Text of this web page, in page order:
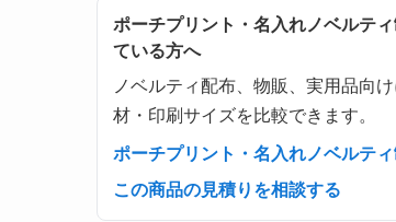
ポーチプリント・名入れノベルテ
ている方へ
ノベルティ配布、物販、実用品向
材・印刷サイズを比較できます。
ポーチプリント・名入れノベルテ
この商品の見積りを相談する